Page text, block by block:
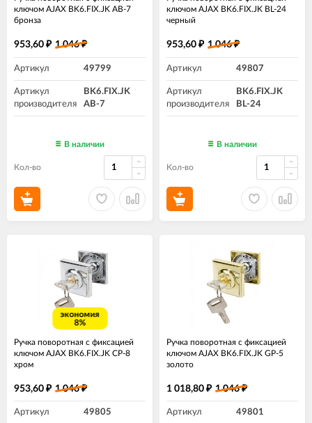
ключом AJAX BK6.FIX.JK AB-7
бронза
953,60 ₽ 1 046₽
Артикул 49799
Артикул
производителя
BK6.FIX.JK
AB-7
В наличии
Кол-во
ключом AJAX BK6.FIX.JK BL-24
черный
953,60 ₽ 1 046₽
Артикул 49807
Артикул
производителя
BK6.FIX.JK
BL-24
В наличии
Кол-во
экономия
8%
Ручка поворотная с фиксацией
ключом AJAX BK6.FIX.JK CP-8
хром
953,60 ₽ 1 046₽
Артикул 49805
Ручка поворотная с фиксацией
ключом AJAX BK6.FIX.JK GP-5
золото
1 018,80 ₽ 1 046₽
Артикул 49801